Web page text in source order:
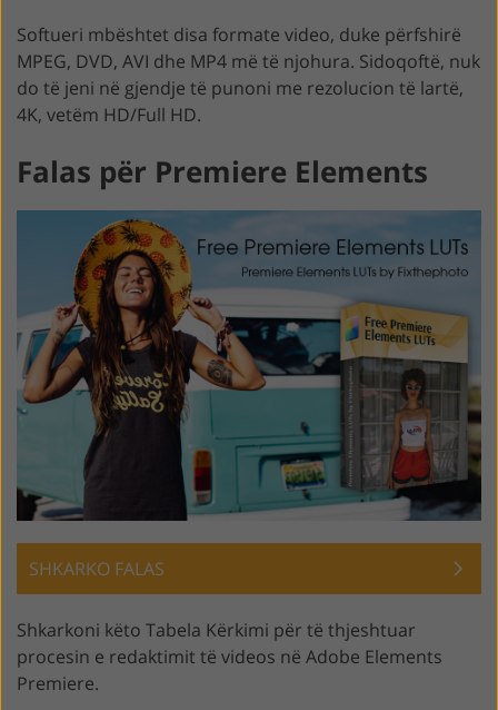
Softueri mbështet disa formate video, duke përfshirë
MPEG, DVD, AVI dhe MP4 më të njohura. Sidoqoftë, nuk
do të jeni në gjendje të punoni me rezolucion të lartë,
4K, vetëm HD/Full HD.
Falas për Premiere Elements
SHKARKO FALAS
Shkarkoni këto Tabela Kërkimi për të thjeshtuar
procesin e redaktimit të videos në Adobe Elements
Premiere.